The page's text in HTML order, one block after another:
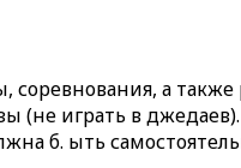
соревнования, а
(не играть в
б. ыть